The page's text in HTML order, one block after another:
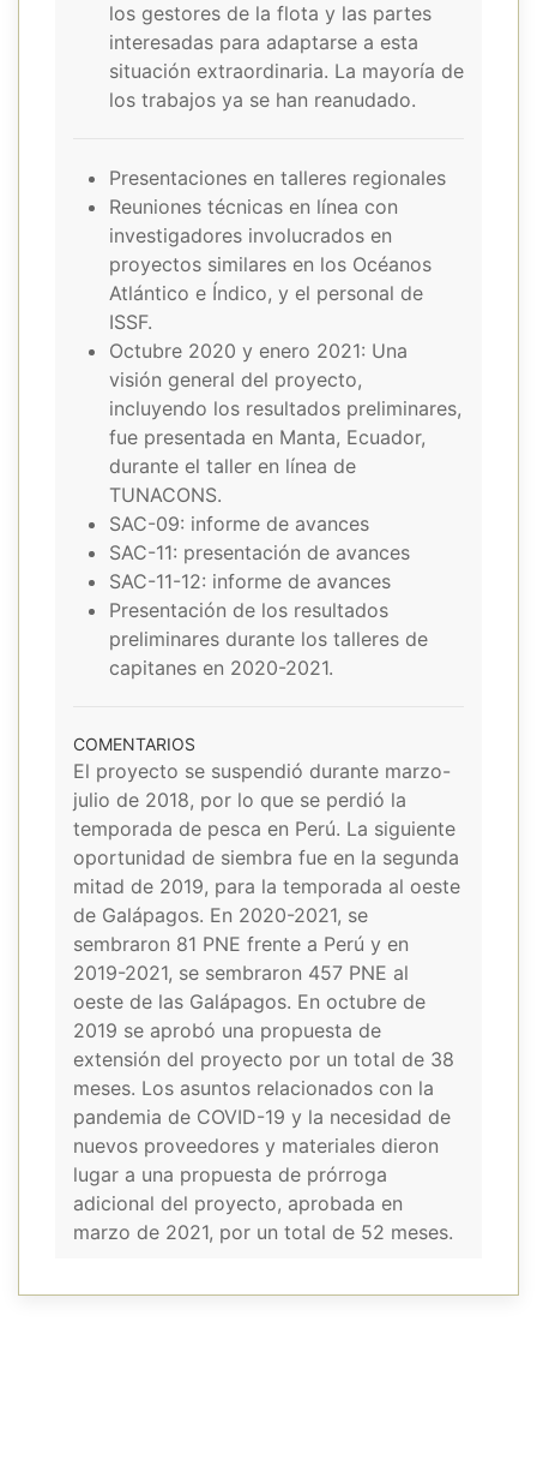
los gestores de la flota y las partes
interesadas para adaptarse a esta
situación extraordinaria. La mayoría de
los trabajos ya se han reanudado.
Presentaciones en talleres regionales
Reuniones técnicas en línea con
investigadores involucrados en
proyectos similares en los Océanos
Atlántico e Índico, y el personal de
ISSF.
Octubre 2020 y enero 2021: Una
visión general del proyecto,
incluyendo los resultados preliminares,
fue presentada en Manta, Ecuador,
durante el taller en línea de
TUNACONS.
SAC-09: informe de avances
SAC-11: presentación de avances
SAC-11-12: informe de avances
Presentación de los resultados
preliminares durante los talleres de
capitanes en 2020-2021.
COMENTARIOS
El proyecto se suspendió durante marzo-
julio de 2018, por lo que se perdió la
temporada de pesca en Perú. La siguiente
oportunidad de siembra fue en la segunda
mitad de 2019, para la temporada al oeste
de Galápagos. En 2020-2021, se
sembraron 81 PNE frente a Perú y en
2019-2021, se sembraron 457 PNE al
oeste de las Galápagos. En octubre de
2019 se aprobó una propuesta de
extensión del proyecto por un total de 38
meses. Los asuntos relacionados con la
pandemia de COVID-19 y la necesidad de
nuevos proveedores y materiales dieron
lugar a una propuesta de prórroga
adicional del proyecto, aprobada en
marzo de 2021, por un total de 52 meses.